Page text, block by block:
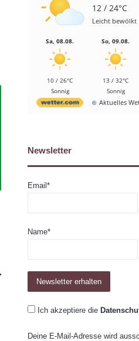
12 / 24°C
Leicht bewölkt
Sa, 08.08.
10 / 26°C
Sonnig
So, 09.08.
13 / 32°C
Sonnig
Aktuelles
Newsletter
Email*
Name*
Ich akzeptiere die
Deine E-Mail-Adresse wird